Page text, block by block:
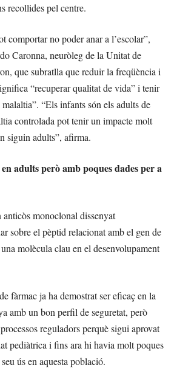
recollides pel centre.
comportar no poder anar a l’escolar”,
Caronna, neuròleg de la Unitat de
que subratlla que reduir la freqüència i
“recuperar qualitat de vida” i tenir
“Els infants són els adults de
controlada pot tenir un impacte molt
siguin adults”, afirma.
adults però amb poques dades per a
monoclonal dissenyat
sobre el pèptid relacionat amb el gen de
molècula clau en el desenvolupament
fàrmac ja ha demostrat ser eficaç en la
amb un bon perfil de seguretat, però
reguladors perquè sigui aprovat
pediàtrica i fins ara hi havia molt poques
ús en aquesta població.